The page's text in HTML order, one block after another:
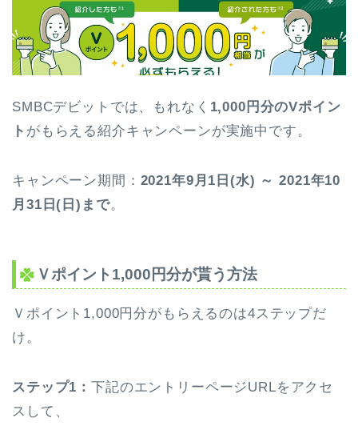
SMBCデビットでは、もれなく 1,000円分のVポイン
ト がもらえる紹介キャンペーンが実施中です。
キャンペーン期間： 2021年9月1日(水) ～ 2021年10
月31日(日)まで。
Ｖポイント1,000円分が貰う方法
Ｖポイント1,000円分がもらえるのは4ステップだ
け。
ステップ1：下記のエントリーページURLをアクセ
スして、